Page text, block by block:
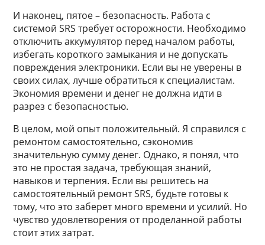
И наконец, пятое – безопасность. Работа с
системой SRS требует осторожности. Необходимо
отключить аккумулятор перед началом работы,
избегать короткого замыкания и не допускать
повреждения электроники. Если вы не уверены в
своих силах, лучше обратиться к специалистам.
Экономия времени и денег не должна идти в
разрез с безопасностью.
В целом, мой опыт положительный. Я справился с
ремонтом самостоятельно, сэкономив
значительную сумму денег. Однако, я понял, что
это не простая задача, требующая знаний,
навыков и терпения. Если вы решитесь на
самостоятельный ремонт SRS, будьте готовы к
тому, что это заберет много времени и усилий. Но
чувство удовлетворения от проделанной работы
стоит этих затрат.